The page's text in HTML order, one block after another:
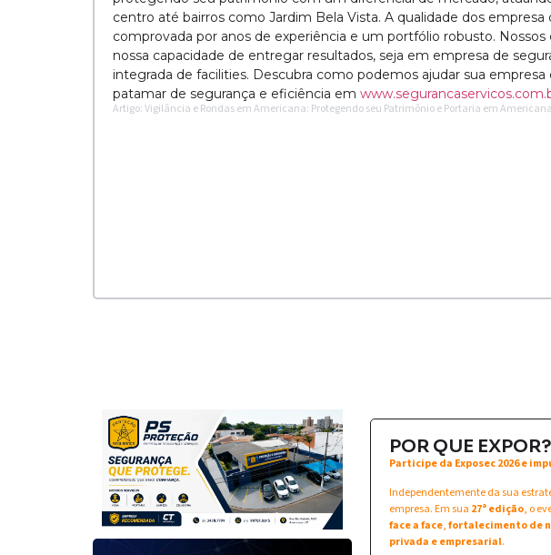
centro até bairros como Jardim Bela Vista. A qualidade dos
comprovada por anos de experiência e um portfólio robusto.
nossa capacidade de entregar resultados, seja em empresa de
integrada de facilities. Descubra como podemos ajudar sua
patamar de segurança e eficiência em
Artigo: Vigilância e Rondas em Americana: Protegendo seu Patrimônio e Portaria em Americana
POR QUE EXPOR?
Participe da Exposec 2026 e
Independentemente da sua
empresa. Em sua 27ª edição, o
face a face,fortalecimento de
privada e empresarial.